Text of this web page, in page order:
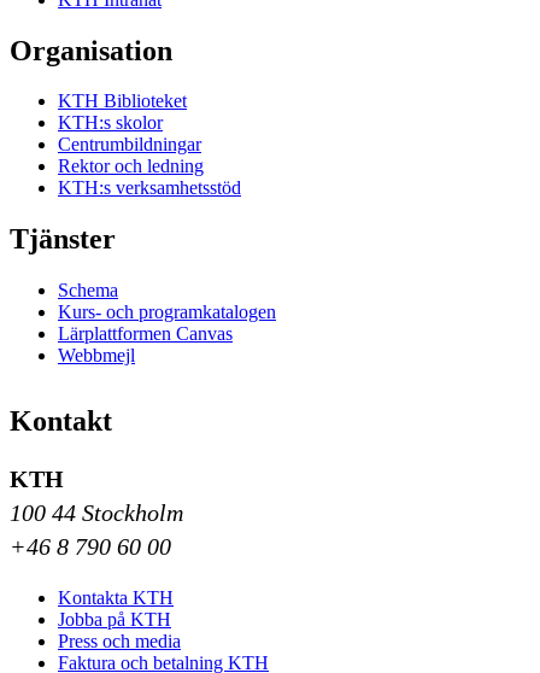
Organisation
KTH Biblioteket
KTH:s skolor
Centrumbildningar
Rektor och ledning
KTH:s verksamhetsstöd
Tjänster
Schema
Kurs- och programkatalogen
Lärplattformen Canvas
Webbmejl
Kontakt
KTH
100 44 Stockholm
+46 8 790 60 00
Kontakta KTH
Jobba på KTH
Press och media
Faktura och betalning KTH